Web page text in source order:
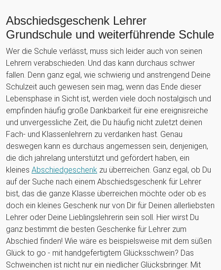
Abschiedsgeschenk Lehrer
Grundschule und weiterführende Schule
Wer die Schule verlässt, muss sich leider auch von seinen
Lehrern verabschieden. Und das kann durchaus schwer
fallen. Denn ganz egal, wie schwierig und anstrengend Deine
Schulzeit auch gewesen sein mag, wenn das Ende dieser
Lebensphase in Sicht ist, werden viele doch nostalgisch und
empfinden häufig große Dankbarkeit für eine ereignisreiche
und unvergessliche Zeit, die Du häufig nicht zuletzt deinen
Fach- und Klassenlehrern zu verdanken hast. Genau
deswegen kann es durchaus angemessen sein, denjenigen,
die dich jahrelang unterstützt und gefördert haben, ein
kleines Abschiedgeschenk zu überreichen. Ganz egal, ob Du
auf der Suche nach einem Abschiedsgeschenk für Lehrer
bist, das die ganze Klasse überreichen möchte oder ob es
doch ein kleines Geschenk nur von Dir für Deinen allerliebsten
Lehrer oder Deine Lieblingslehrerin sein soll. Hier wirst Du
ganz bestimmt die besten Geschenke für Lehrer zum
Abschied finden! Wie wäre es beispielsweise mit dem süßen
Glück to go - mit handgefertigtem Glücksschwein? Das
Schweinchen ist nicht nur ein niedlicher Glücksbringer. Mit